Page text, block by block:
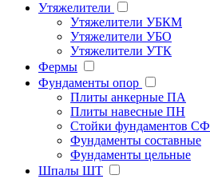
Утяжелители
Утяжелители УБКМ
Утяжелители УБО
Утяжелители УТК
Фермы
Фундаменты опор
Плиты анкерные ПА
Плиты навесные ПН
Стойки фундаментов СФ
Фундаменты составные
Фундаменты цельные
Шпалы ШТ